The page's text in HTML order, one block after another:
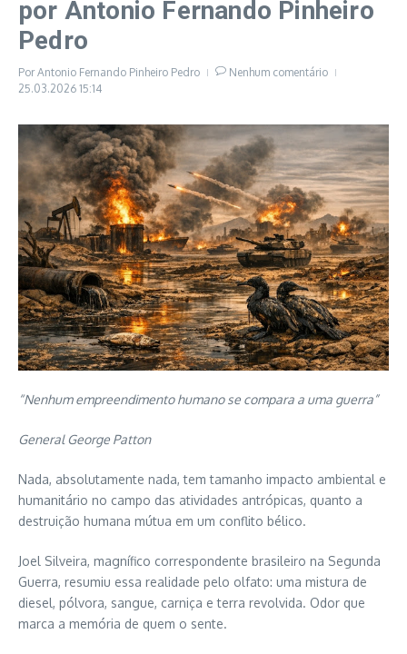
por Antonio Fernando Pinheiro
Pedro
PorAntonio Fernando Pinheiro Pedro
Nenhum comentário
25.03.2026 15:14
“Nenhum empreendimento humano se compara a uma guerra”
General George Patton
Nada, absolutamente nada, tem tamanho impacto ambiental e
humanitário no campo das atividades antrópicas, quanto a
destruição humana mútua em um conflito bélico.
Joel Silveira, magnífico correspondente brasileiro na Segunda
Guerra, resumiu essa realidade pelo olfato: uma mistura de
diesel, pólvora, sangue, carniça e terra revolvida. Odor que
marca a memória de quem o sente.